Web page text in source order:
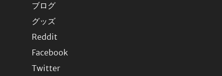
ブログ
グッズ
Reddit
Facebook
Twitter